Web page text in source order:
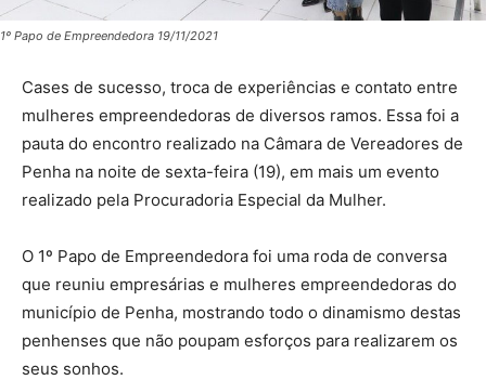
1º Papo de Empreendedora 19/11/2021
Cases de sucesso, troca de experiências e contato entre
mulheres empreendedoras de diversos ramos. Essa foi a
pauta do encontro realizado na Câmara de Vereadores de
Penha na noite de sexta-feira (19), em mais um evento
realizado pela Procuradoria Especial da Mulher.
O 1º Papo de Empreendedora foi uma roda de conversa
que reuniu empresárias e mulheres empreendedoras do
município de Penha, mostrando todo o dinamismo destas
penhenses que não poupam esforços para realizarem os
seus sonhos.